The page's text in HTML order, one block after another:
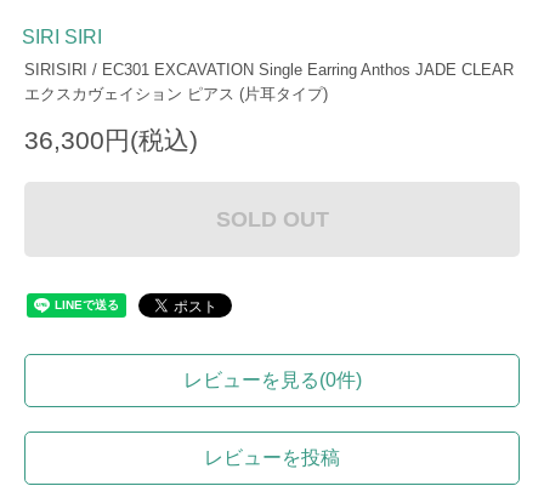
SIRI SIRI
SIRISIRI / EC301 EXCAVATION Single Earring Anthos JADE CLEAR
エクスカヴェイション ピアス (片耳タイプ)
36,300円(税込)
SOLD OUT
レビューを見る(0件)
レビューを投稿